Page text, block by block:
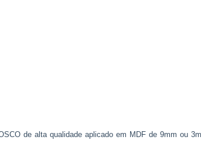
de alta qualidade aplicado em MDF de 9mm ou